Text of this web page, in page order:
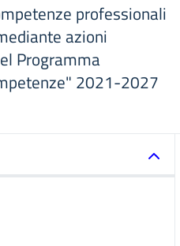
professionali
azioni
Programma
2021-2027